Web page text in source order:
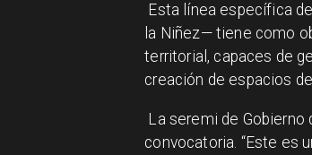
Esta línea específica
la Niñez— tiene como
territorial, capaces de
creación de espacios
La seremi de
convocatoria. “Este es